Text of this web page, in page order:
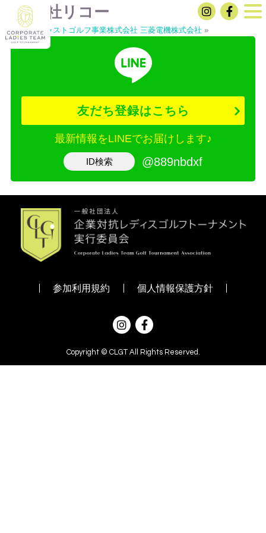
株式会社リコー
リゾートトラストゴルフ事業株式会社 三菱電機株式会社 »
友だち登録はこちら
最新情報をLINEでお届けします♪
ID検索 @889nbdxf
参加利用規約 個人情報保護方針
Copyright © CLGT All Rights Reserved.